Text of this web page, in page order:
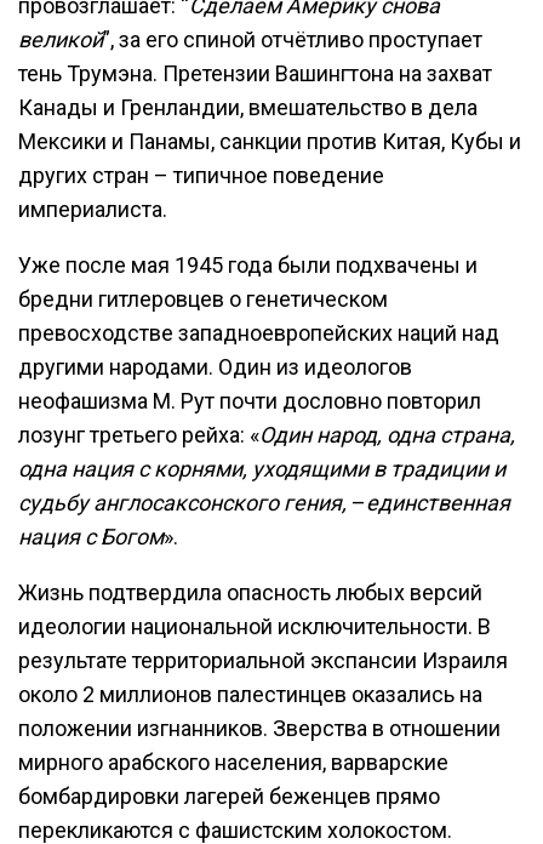
великой”, за его спиной отчётливо проступает
тень Трумэна. Претензии Вашингтона на захват
Канады и Гренландии, вмешательство в дела
Мексики и Панамы, санкции против Китая, Кубы и
других стран – типичное поведение
империалиста.
Уже после мая 1945 года были подхвачены и
бредни гитлеровцев о генетическом
превосходстве западноевропейских наций над
другими народами. Один из идеологов
неофашизма М. Рут почти дословно повторил
лозунг третьего рейха: «Один народ, одна страна,
одна нация с корнями, уходящими в традиции и
судьбу англосаксонского гения, –единственная
нация с Богом».
Жизнь подтвердила опасность любых версий
идеологии национальной исключительности. В
результате территориальной экспансии Израиля
около 2 миллионов палестинцев оказались на
положении изгнанников. Зверства в отношении
мирного арабского населения, варварские
бомбардировки лагерей беженцев прямо
перекликаются с фашистским холокостом.